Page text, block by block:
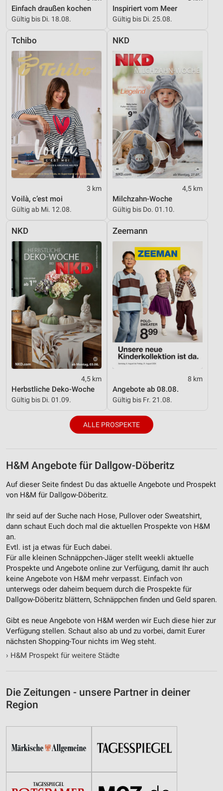
Einfach draußen kochen
Gültig bis Di. 18.08.
Inspiriert vom Meer
Gültig bis Di. 25.08.
Tchibo
3 km
Voilà, c’est moi
Gültig ab Mi. 12.08.
NKD
4,5 km
Milchzahn-Woche
Gültig bis Do. 01.10.
NKD
4,5 km
Herbstliche Deko-Woche
Gültig bis Di. 01.09.
Zeemann
8 km
Angebote ab 08.08.
Gültig bis Fr. 21.08.
ALLE PROSPEKTE
H&M Angebote für Dallgow-Döberitz
Auf dieser Seite findest Du das aktuelle Angebote und Prospekt
von H&M für Dallgow-Döberitz.
Ihr seid auf der Suche nach Hose, Pullover oder Sweatshirt,
dann schaut Euch doch mal die aktuellen Prospekte von H&M
an.
Evtl. ist ja etwas für Euch dabei.
Für alle kleinen Schnäppchen-Jäger stellt weekli aktuelle
Prospekte und Angebote online zur Verfügung, damit Ihr auch
keine Angebote von H&M mehr verpasst. Einfach von
unterwegs oder daheim bequem durch die Prospekte für
Dallgow-Döberitz blättern, Schnäppchen finden und Geld sparen.
Gibt es neue Angebote von H&M werden wir Euch diese hier zur
Verfügung stellen. Schaut also ab und zu vorbei, damit Eurer
nächsten Shopping-Tour nichts im Weg steht.
› H&M Prospekt für weitere Städte
Die Zeitungen - unsere Partner in deiner
Region
Verwendung von Profilen zur Auswahl
Erstellung von Profilen zur Personalisierung
von Inhalten
Verwendung von Profilen zur Auswahl
personalisierter Inhalte
Messung der Werbeleistung
Messung der Performance von Inhalten
Analyse von Zielgruppen durch Statistiken oder
Kombinationen von Daten aus verschiedenen
Quellen
Entwicklung und Verbesserung der Angebote
Verwendung reduzierter Daten zur Auswahl von
IAB-Besonderheiten:
Verwendung genauer Standortdaten
Geräte anhand von aktiv angeforderten
Informationen identifizieren
Nicht-IAB-Verarbeitungszwecke:
Notwendig
Performance
Funktional
Werbung